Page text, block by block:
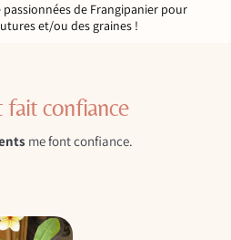
passionnées de Frangipanier pour
et/ou des graines !
fait confiance
me font confiance.